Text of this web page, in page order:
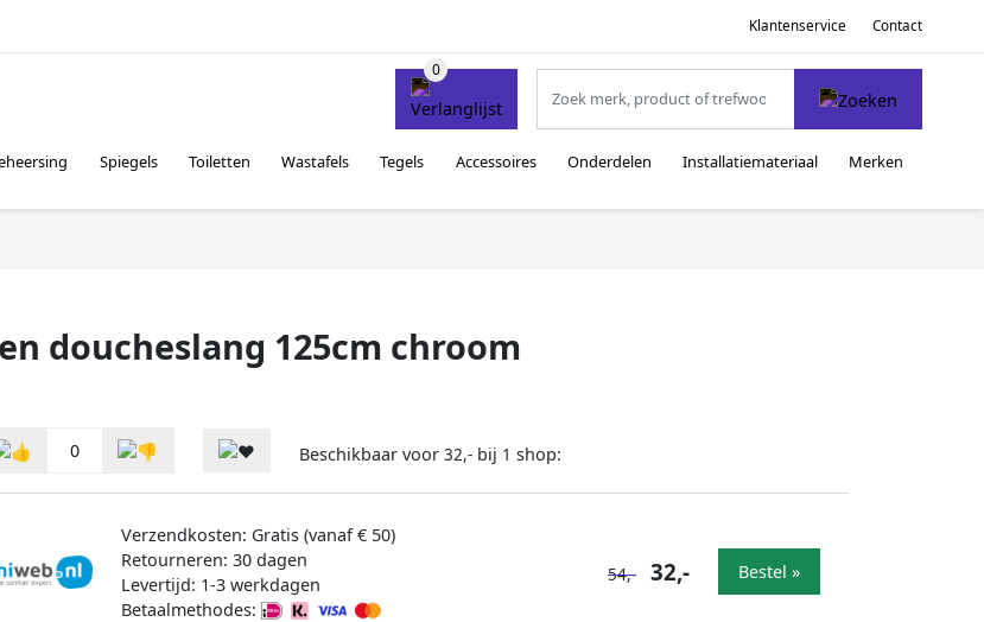
Klantenservice Contact
Spiegels Toiletten Wastafels Tegels Accessoires Onderdelen Installatiemateriaal Merken
doucheslang 125cm chroom
0 Beschikbaar voor 32,- bij 1 shop:
Verzendkosten: Gratis (vanaf € 50)
Retourneren: 30 dagen
Levertijd: 1-3 werkdagen
Betaalmethodes:
54,- 32,- Bestel »